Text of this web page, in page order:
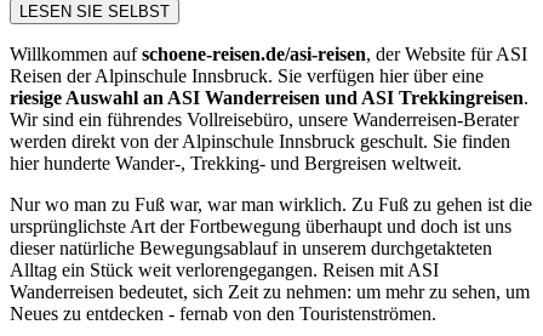
LESEN SIE SELBST
Willkommen aufschoene-reisen.de/asi-reisen, der Website für ASI
Reisen der Alpinschule Innsbruck. Sie verfügen hier über eine
riesige Auswahl an ASI Wanderreisen und ASI Trekkingreisen.
Wir sind ein führendes Vollreisebüro, unsere Wanderreisen-Berater
werden direkt von der Alpinschule Innsbruck geschult. Sie finden
hier hunderte Wander-, Trekking- und Bergreisen weltweit.
Nur wo man zu Fuß war, war man wirklich. Zu Fuß zu gehen ist die
ursprünglichste Art der Fortbewegung überhaupt und doch ist uns
dieser natürliche Bewegungsablauf in unserem durchgetakteten
Alltag ein Stück weit verlorengegangen. Reisen mit ASI
Wanderreisen bedeutet, sich Zeit zu nehmen: um mehr zu sehen, um
Neues zu entdecken - fernab von den Touristenströmen.